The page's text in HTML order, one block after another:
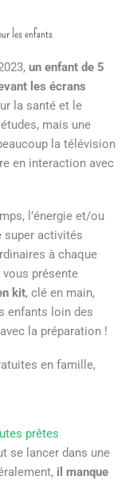
les enfants
un enfant de 5
les écrans
la santé et le
mais une
la télévision
en interaction avec
l’énergie et/ou
super activités
à chaque
présente
kit, clé en main,
enfants loin des
la préparation !
en famille,
prêtes
se lancer dans une
il manque